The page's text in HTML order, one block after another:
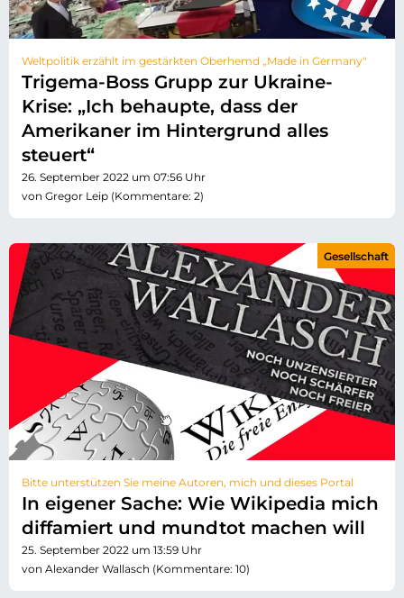
Weltpolitik erzählt im gestärkten Oberhemd „Made in Germany"
Trigema-Boss Grupp zur Ukraine-
Krise: „Ich behaupte, dass der
Amerikaner im Hintergrund alles
steuert“
26. September 2022 um 07:56 Uhr
von Gregor Leip (Kommentare: 2)
Bitte unterstützen Sie meine Autoren, mich und dieses Portal
In eigener Sache: Wie Wikipedia mich
diffamiert und mundtot machen will
25. September 2022 um 13:59 Uhr
von Alexander Wallasch (Kommentare: 10)
Gesellschaft